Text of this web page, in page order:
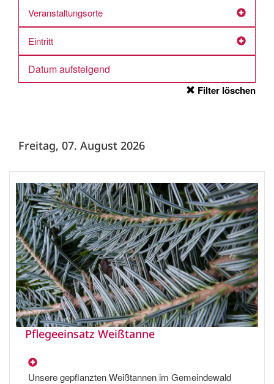
Veranstaltungsorte
Eintritt
Filter löschen
Freitag, 07. August 2026
Pflegeeinsatz Weißtanne
Unsere gepflanzten Weißtannen im Gemeindewald